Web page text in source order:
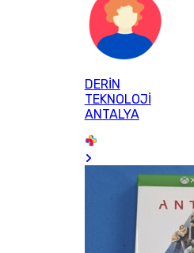
DERİN
TEKNOLOJİ
ANTALYA